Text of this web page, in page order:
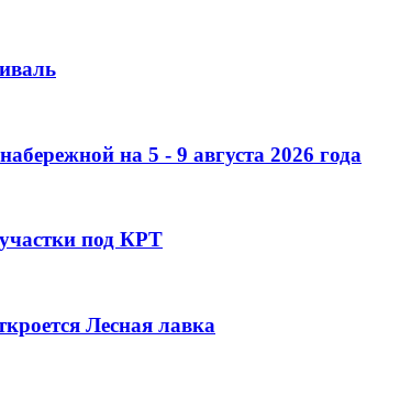
на 5 - 9 августа 2026 года
под КРТ
Лесная лавка